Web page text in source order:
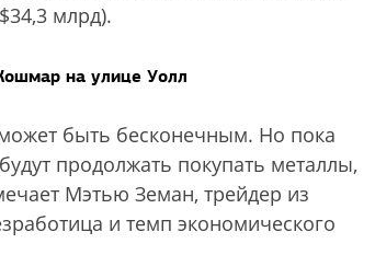
млрд).
на улице Уолл
быть бесконечным. Но пока
продолжать покупать металлы,
Мэтью Земан, трейдер из
и темп экономического